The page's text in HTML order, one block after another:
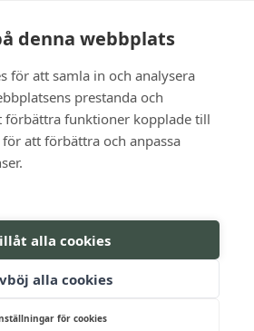
denna webbplats
för att samla in och analysera
prestanda och
förbättra funktioner kopplade till
att förbättra och anpassa
alla cookies
alla cookies
för cookies
BOKA
en tydlig plan eller bara
ni varmt välkomna att höra